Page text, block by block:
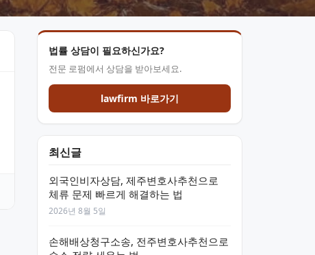
법률 상담이 필요하신가요?
전문 로펌에서 상담을 받아보세요.
lawfirm 바로가기
최신글
외국인비자상담, 제주변호사추천으로
체류 문제 빠르게 해결하는 법
2026년 8월 5일
손해배상청구소송, 전주변호사추천으로